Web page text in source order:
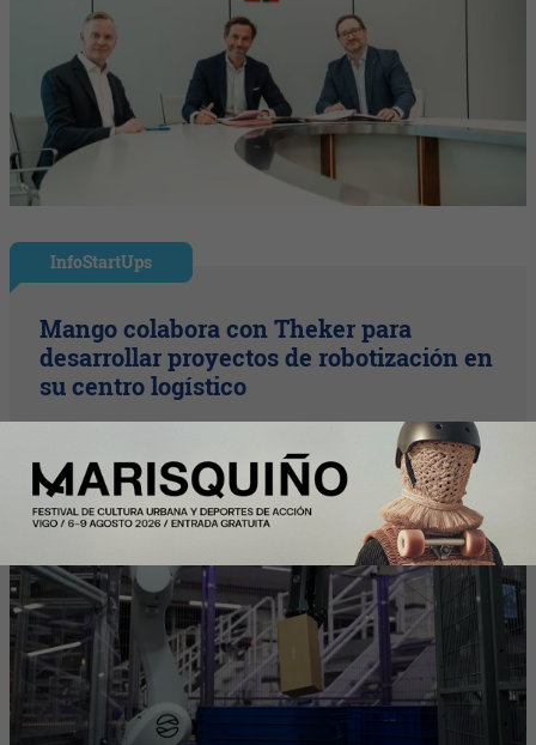
InfoStartUps
Mango colabora con Theker para
desarrollar proyectos de robotización en
su centro logístico